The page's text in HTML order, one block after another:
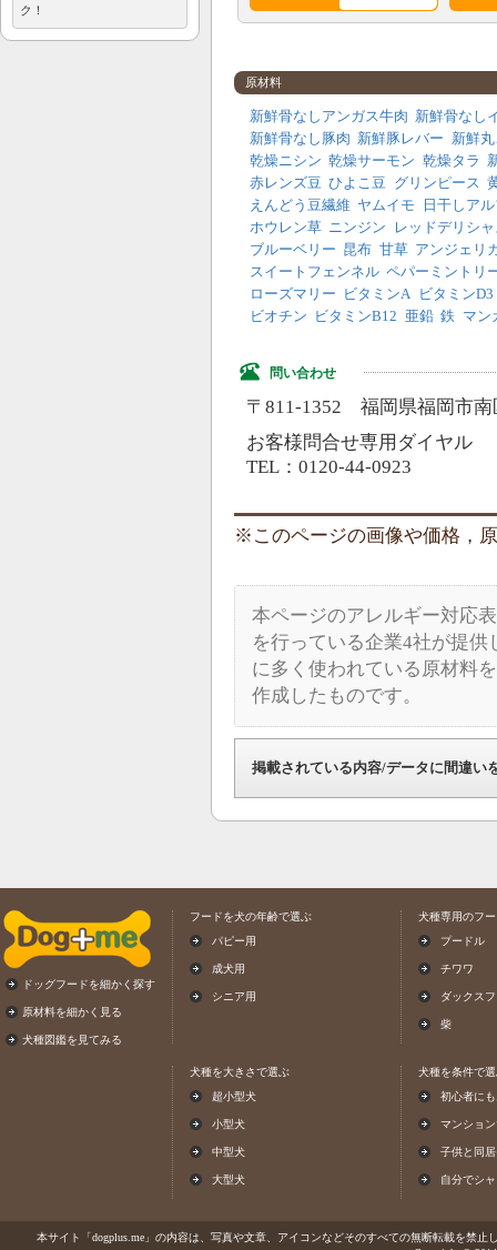
鶏
サケ 酵母 肉類 卵
穀類 コーン 大豆
植物性
タンパ
ク
原材料
新鮮骨なしアンガス牛肉 新鮮骨なし
新鮮骨なし豚肉 新鮮豚レバー
新鮮
乾燥ニシン 乾燥サーモン 乾燥タラ
赤レンズ豆 ひよこ豆 グリンピース
えんどう豆繊維 ヤムイモ
日干しア
ホウレン草 ニンジン
レッドデリシ
ブルーベリー 昆布 甘草 アンジェリ
スイートフェンネル ペパーミントリ
ローズマリー
ビタミンA
ビタミンD3
ビオチン
ビタミンB12 亜鉛 鉄 マン
問い合わせ
〒811-1352 福岡県福岡市南
お客様問合せ専用ダイヤル
TEL：0120-44-0923
このページの画像や価格，
本ページのアレルギー対応
を行っている企業4社が提
に多く使われている原材料
作成したものです。
掲載されている内容/データに間違い
ク！
ドッグフードを細かく探す
原材料を細かく見る
犬種図鑑を見てみる
フードを犬の年齢で選ぶ
パピー用
成犬用
シニア用
犬種専用のフ
プードル
チワワ
ダックス
柴
犬種を大きさで選ぶ
超小型犬
小型犬
中型犬
大型犬
犬種を条件で
初心者に
マンショ
子供と同
自分でシ
本サイト「dogplus.me」の内容は、写真や文章、アイコンなどそのすべての無断転載を禁